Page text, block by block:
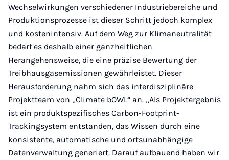
Wechselwirkungen verschiedener Industriebereiche und
Produktionsprozesse ist dieser Schritt jedoch komplex
und kostenintensiv. Auf dem Weg zur Klimaneutralität
bedarf es deshalb einer ganzheitlichen
Herangehensweise, die eine präzise Bewertung der
Treibhausgasemissionen gewährleistet. Dieser
Herausforderung nahm sich das interdisziplinäre
Projektteam von „Climate bOWL“ an. „Als Projektergebnis
ist ein produktspezifisches Carbon-Footprint-
Trackingsystem entstanden, das Wissen durch eine
konsistente, automatische und ortsunabhängige
Datenverwaltung generiert. Darauf aufbauend haben wir